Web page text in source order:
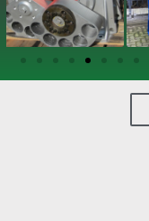
GETRIEBE
MASCHINEN